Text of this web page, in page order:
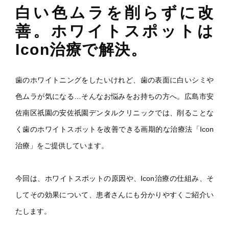
白い色ムラを削らずに改
善。ホワイトスポットは
Icon治療で解決。
歯のホワイトニングをしたいけれど、歯の表面に白いシミや
色ムラが気になる…そんなお悩みをお持ちの方へ。広島市安
佐南区祇園の安佐祇園デンタルクリニックでは、削ることな
く歯のホワイトスポットを改善できる画期的な治療法「Icon
治療」をご提供しています。
今回は、ホワイトスポットの原因や、Icon治療の仕組み、そ
してその効果について、患者さんにも分かりやすくご紹介い
たします。